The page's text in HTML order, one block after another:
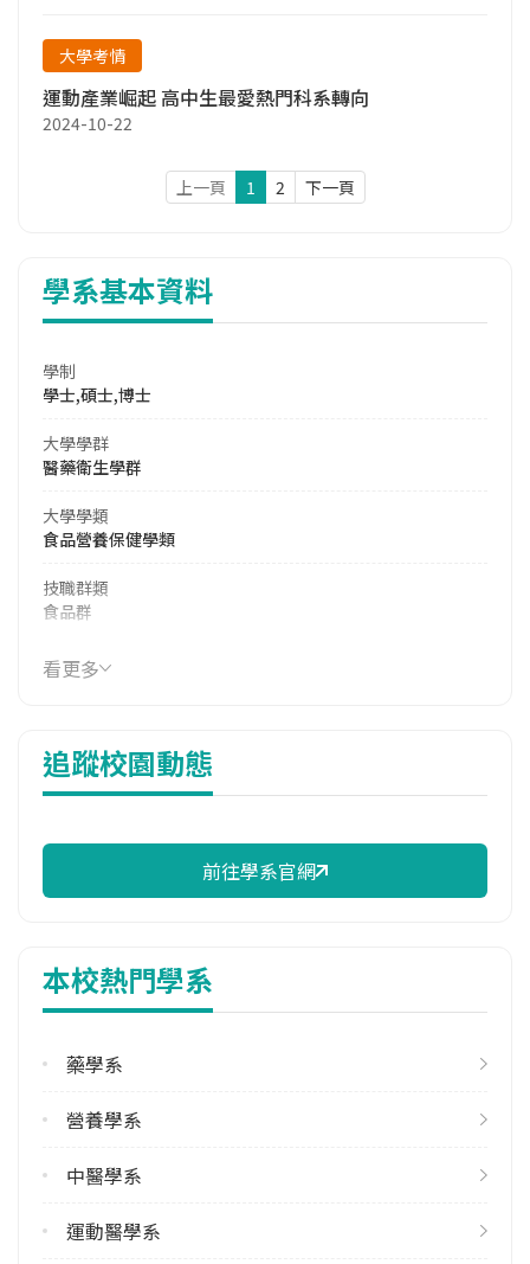
大學考情
運動產業崛起 高中生最愛熱門科系轉向
2024-10-22
上一頁 1 2 下一頁
學系基本資料
學制
學士,碩士,博士
大學學群
醫藥衛生學群
大學學類
食品營養保健學類
技職群類
食品群
114年學費
39,809 元/學期
16,317 元/學期
114年註冊率
113學年度上學期
113學年度下學期
2
雙主修人數
2
113學年度下學期
看更多
追蹤校園動態
前往學系官網
本校熱門學系
藥學系
營養學系
中醫學系
運動醫學系